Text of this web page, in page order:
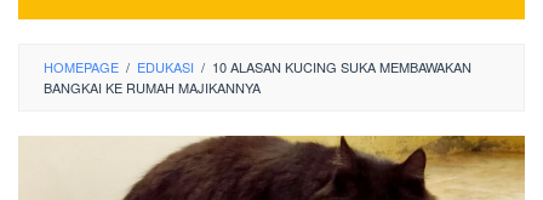
HOMEPAGE / EDUKASI / 10 ALASAN KUCING SUKA MEMBAWAKAN
BANGKAI KE RUMAH MAJIKANNYA